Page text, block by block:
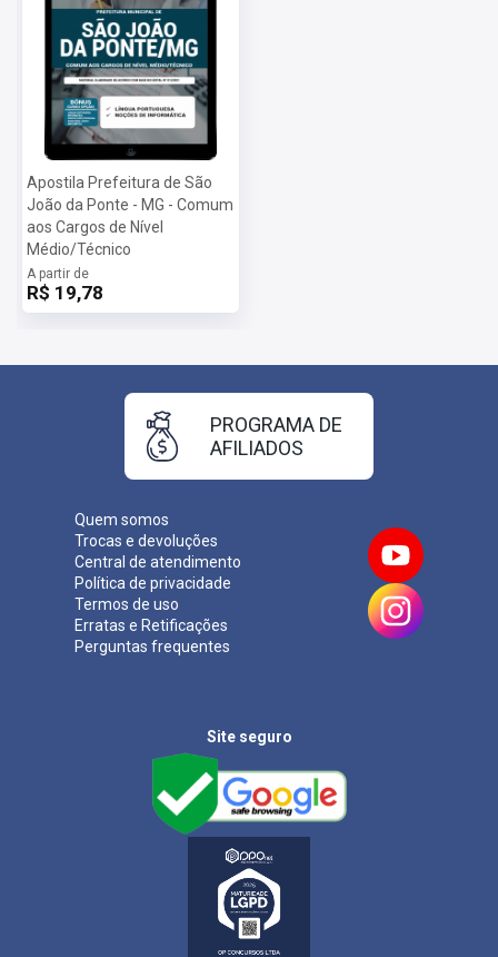
Apostila Prefeitura de São
João da Ponte - MG - Comum
aos Cargos de Nível
Médio/Técnico
A partir de
R$ 19,78
Quem somos
Trocas e devoluções
Central de atendimento
Política de privacidade
Termos de uso
Erratas e Retificações
Perguntas frequentes
PROGRAMA DE
AFILIADOS
Site seguro